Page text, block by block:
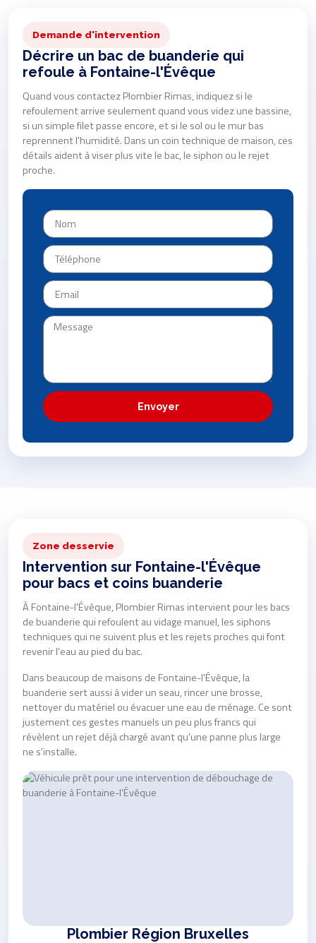
Demande d'intervention
Décrire un bac de buanderie qui
refoule à Fontaine-l'Évêque
Quand vous contactez Plombier Rimas, indiquez si le
refoulement arrive seulement quand vous videz une bassine,
si un simple filet passe encore, et si le sol ou le mur bas
reprennent l'humidité. Dans un coin technique de maison, ces
détails aident à viser plus vite le bac, le siphon ou le rejet
proche.
Envoyer
Zone desservie
Intervention sur Fontaine-l'Évêque
pour bacs et coins buanderie
À Fontaine-l'Évêque, Plombier Rimas intervient pour les bacs
de buanderie qui refoulent au vidage manuel, les siphons
techniques qui ne suivent plus et les rejets proches qui font
revenir l'eau au pied du bac.
Dans beaucoup de maisons de Fontaine-l'Évêque, la
buanderie sert aussi à vider un seau, rincer une brosse,
nettoyer du matériel ou évacuer une eau de ménage. Ce sont
justement ces gestes manuels un peu plus francs qui
révèlent un rejet déjà chargé avant qu'une panne plus large
ne s'installe.
Plombier Région Bruxelles